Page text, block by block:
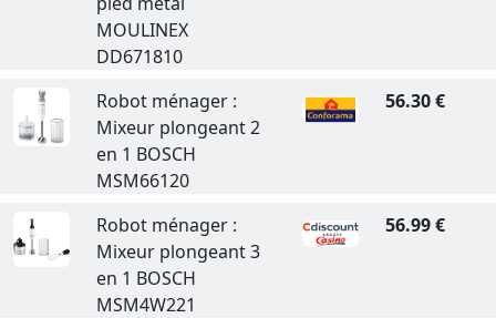
MOULINEX
DD671810
Robot ménager :
Mixeur plongeant 2
en 1 BOSCH
MSM66120
56.30 €
Robot ménager :
Mixeur plongeant 3
en 1 BOSCH
MSM4W221
56.99 €